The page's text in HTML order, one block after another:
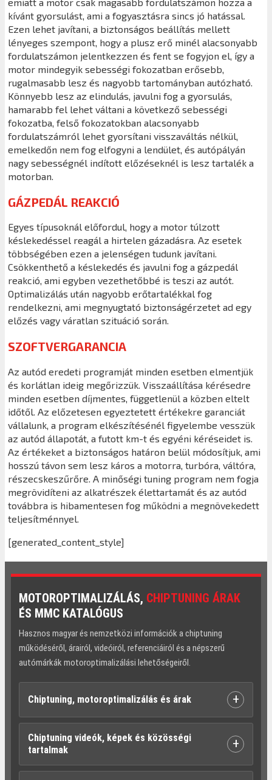
kívánt gyorsulást, ami a fogyasztásra sincs jó hatással.
Ezen lehet javítani, a biztonságos beállítás mellett
lényeges szempont, hogy a plusz erő minél alacsonyabb
fordulatszámon jelentkezzen és fent se fogyjon el, így a
motor mindegyik sebességi fokozatban erősebb,
rugalmasabb lesz és nagyobb tartományban autózható.
Könnyebb lesz az elindulás, javulni fog a gyorsulás,
hamarabb fel lehet váltani a következő sebességi
fokozatba, felső fokozatokban alacsonyabb
fordulatszámról lehet gyorsítani visszaváltás nélkül,
emelkedőn nem fog elfogyni a lendület, és autópályán
nagy sebességnél indított előzéseknél is lesz tartalék a
motorban.
GÁZPEDÁL REAKCIÓ
Egyes típusoknál előfordul, hogy a motor túlzott
késlekedéssel reagál a hirtelen gázadásra. Az esetek
többségében ezen a jelenségen tudunk javítani.
Csökkenthető a késlekedés és javulni fog a gázpedál
reakció, ami egyben vezethetőbbé is teszi az autót.
Optimalizálás után nagyobb erőtartalékkal fog
rendelkezni, ami megnyugtató biztonságérzetet ad egy
előzés vagy váratlan szituáció során.
SZOFTVERGARANCIA
Az autód eredeti programját minden esetben elmentjük
és korlátlan ideig megőrizzük. Visszaállítása kérésedre
minden esetben díjmentes, függetlenül a közben eltelt
időtől. Az előzetesen egyeztetett értékekre garanciát
vállalunk, a program elkészítésénél figyelembe vesszük
az autód állapotát, a futott km-t és egyéni kéréseidet is.
Az értékeket a biztonságos határon belül módosítjuk, ami
hosszú távon sem lesz káros a motorra, turbóra, váltóra,
részecskeszűrőre. A minőségi tuning program nem fogja
megrövidíteni az alkatrészek élettartamát és az autód
továbbra is hibamentesen fog működni a megnövekedett
teljesítménnyel.
[generated_content_style]
MOTOROPTIMALIZÁLÁS, CHIPTUNING ÁRAK
ÉS MMC KATALÓGUS
Hasznos magyar és nemzetközi információk a chiptuning
működéséről, árairól, videóiról, referenciáiról és a népszerű
autómárkák motoroptimalizálási lehetőségeiről.
Chiptuning, motoroptimalizálás és árak +
Chiptuning videók, képek és közösségi
tartalmak
+